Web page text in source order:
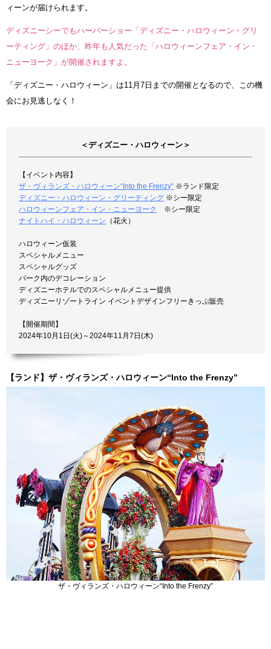
ィーンが届けられます。
ディズニーシーでもハーバーショー「ディズニー・ハロウィーン・グリ
ーティング」のほか、昨年も人気だった「ハロウィーンフェア・イン・
ニューヨーク」が開催されますよ。
「ディズニー・ハロウィーン」は11月7日までの開催となるので、この機
会にお見逃しなく！
＜ディズニー・ハロウィーン＞
【イベント内容】
ザ・ヴィランズ・ハロウィーン“Into the Frenzy” ※ランド限定
ディズニー・ハロウィーン・グリーティング ※シー限定
ハロウィーンフェア・イン・ニューヨーク
※シー限定
ナイトハイ・ハロウィーン （花火）
ハロウィーン仮装
スペシャルメニュー
スペシャルグッズ
パーク内のデコレーション
ディズニーホテルでのスペシャルメニュー提供
ディズニーリゾートライン イベントデザインフリーきっぷ販売
【開催期間】
2024年10月1日(火)～2024年11月7日(木)
【ランド】ザ・ヴィランズ・ハロウィーン“Into the Frenzy”
ザ・ヴィランズ・ハロウィーン“Into the Frenzy”